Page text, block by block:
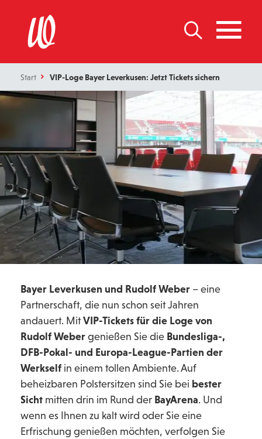
Start VIP-Loge Bayer Leverkusen: Jetzt Tickets sichern
Bayer Leverkusen und Rudolf Weber – eine
Partnerschaft, die nun schon seit Jahren
andauert. MitVIP-Tickets für die Loge von
Rudolf Weber genießen Sie die Bundesliga-,
DFB-Pokal- und Europa-League-Partien der
Werkself in einem tollen Ambiente. Auf
beheizbaren Polstersitzen sind Sie bei bester
Sicht mitten drin im Rund der BayArena. Und
wenn es Ihnen zu kalt wird oder Sie eine
Erfrischung genießen möchten, verfolgen Sie